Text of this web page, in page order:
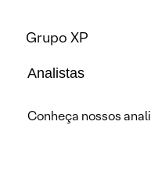
Grupo XP
Analistas
Conheça nossos